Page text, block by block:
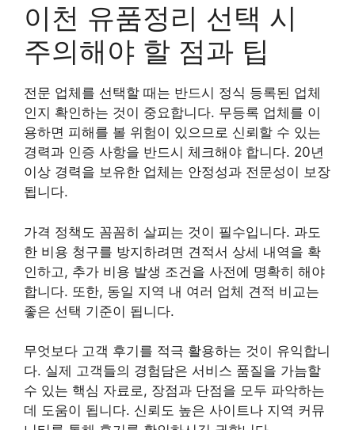
이천 유품정리 선택 시
주의해야 할 점과 팁
전문 업체를 선택할 때는 반드시 정식 등록된 업체
인지 확인하는 것이 중요합니다. 무등록 업체를 이
용하면 피해를 볼 위험이 있으므로 신뢰할 수 있는
경력과 인증 사항을 반드시 체크해야 합니다. 20년
이상 경력을 보유한 업체는 안정성과 전문성이 보장
됩니다.
가격 정책도 꼼꼼히 살피는 것이 필수입니다. 과도
한 비용 청구를 방지하려면 견적서 상세 내역을 확
인하고, 추가 비용 발생 조건을 사전에 명확히 해야
합니다. 또한, 동일 지역 내 여러 업체 견적 비교는
좋은 선택 기준이 됩니다.
무엇보다 고객 후기를 적극 활용하는 것이 유익합니
다. 실제 고객들의 경험담은 서비스 품질을 가늠할
수 있는 핵심 자료로, 장점과 단점을 모두 파악하는
데 도움이 됩니다. 신뢰도 높은 사이트나 지역 커뮤